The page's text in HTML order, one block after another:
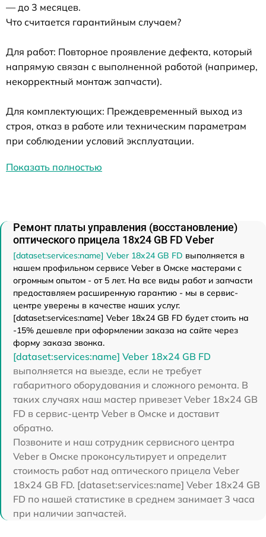
— до 3 месяцев.
Что считается гарантийным случаем?
Для работ: Повторное проявление дефекта, который
напрямую связан с выполненной работой (например,
некорректный монтаж запчасти).
Для комплектующих: Преждевременный выход из
строя, отказ в работе или техническим параметрам
при соблюдении условий эксплуатации.
Показать полностью
Ремонт платы управления (восстановление)
оптического прицела 18x24 GB FD Veber
[dataset:services:name] Veber 18x24 GB FD выполняется в
нашем профильном сервисе Veber в Омске мастерами с
огромным опытом - от 5 лет. На все виды работ и запчасти
предоставляем расширенную гарантию - мы в сервис-
центре уверены в качестве наших услуг.
[dataset:services:name] Veber 18x24 GB FD будет стоить на
-15% дешевле при оформлении заказа на сайте через
форму заказа звонка.
[dataset:services:name] Veber 18x24 GB FD
выполняется на выезде, если не требует
габаритного оборудования и сложного ремонта. В
таких случаях наш мастер привезет Veber 18x24 GB
FD в сервис-центр Veber в Омске и доставит
обратно.
Позвоните и наш сотрудник сервисного центра
Veber в Омске проконсультирует и определит
стоимость работ над оптического прицела Veber
18x24 GB FD. [dataset:services:name] Veber 18x24 GB
FD по нашей статистике в среднем занимает 3 часа
при наличии запчастей.